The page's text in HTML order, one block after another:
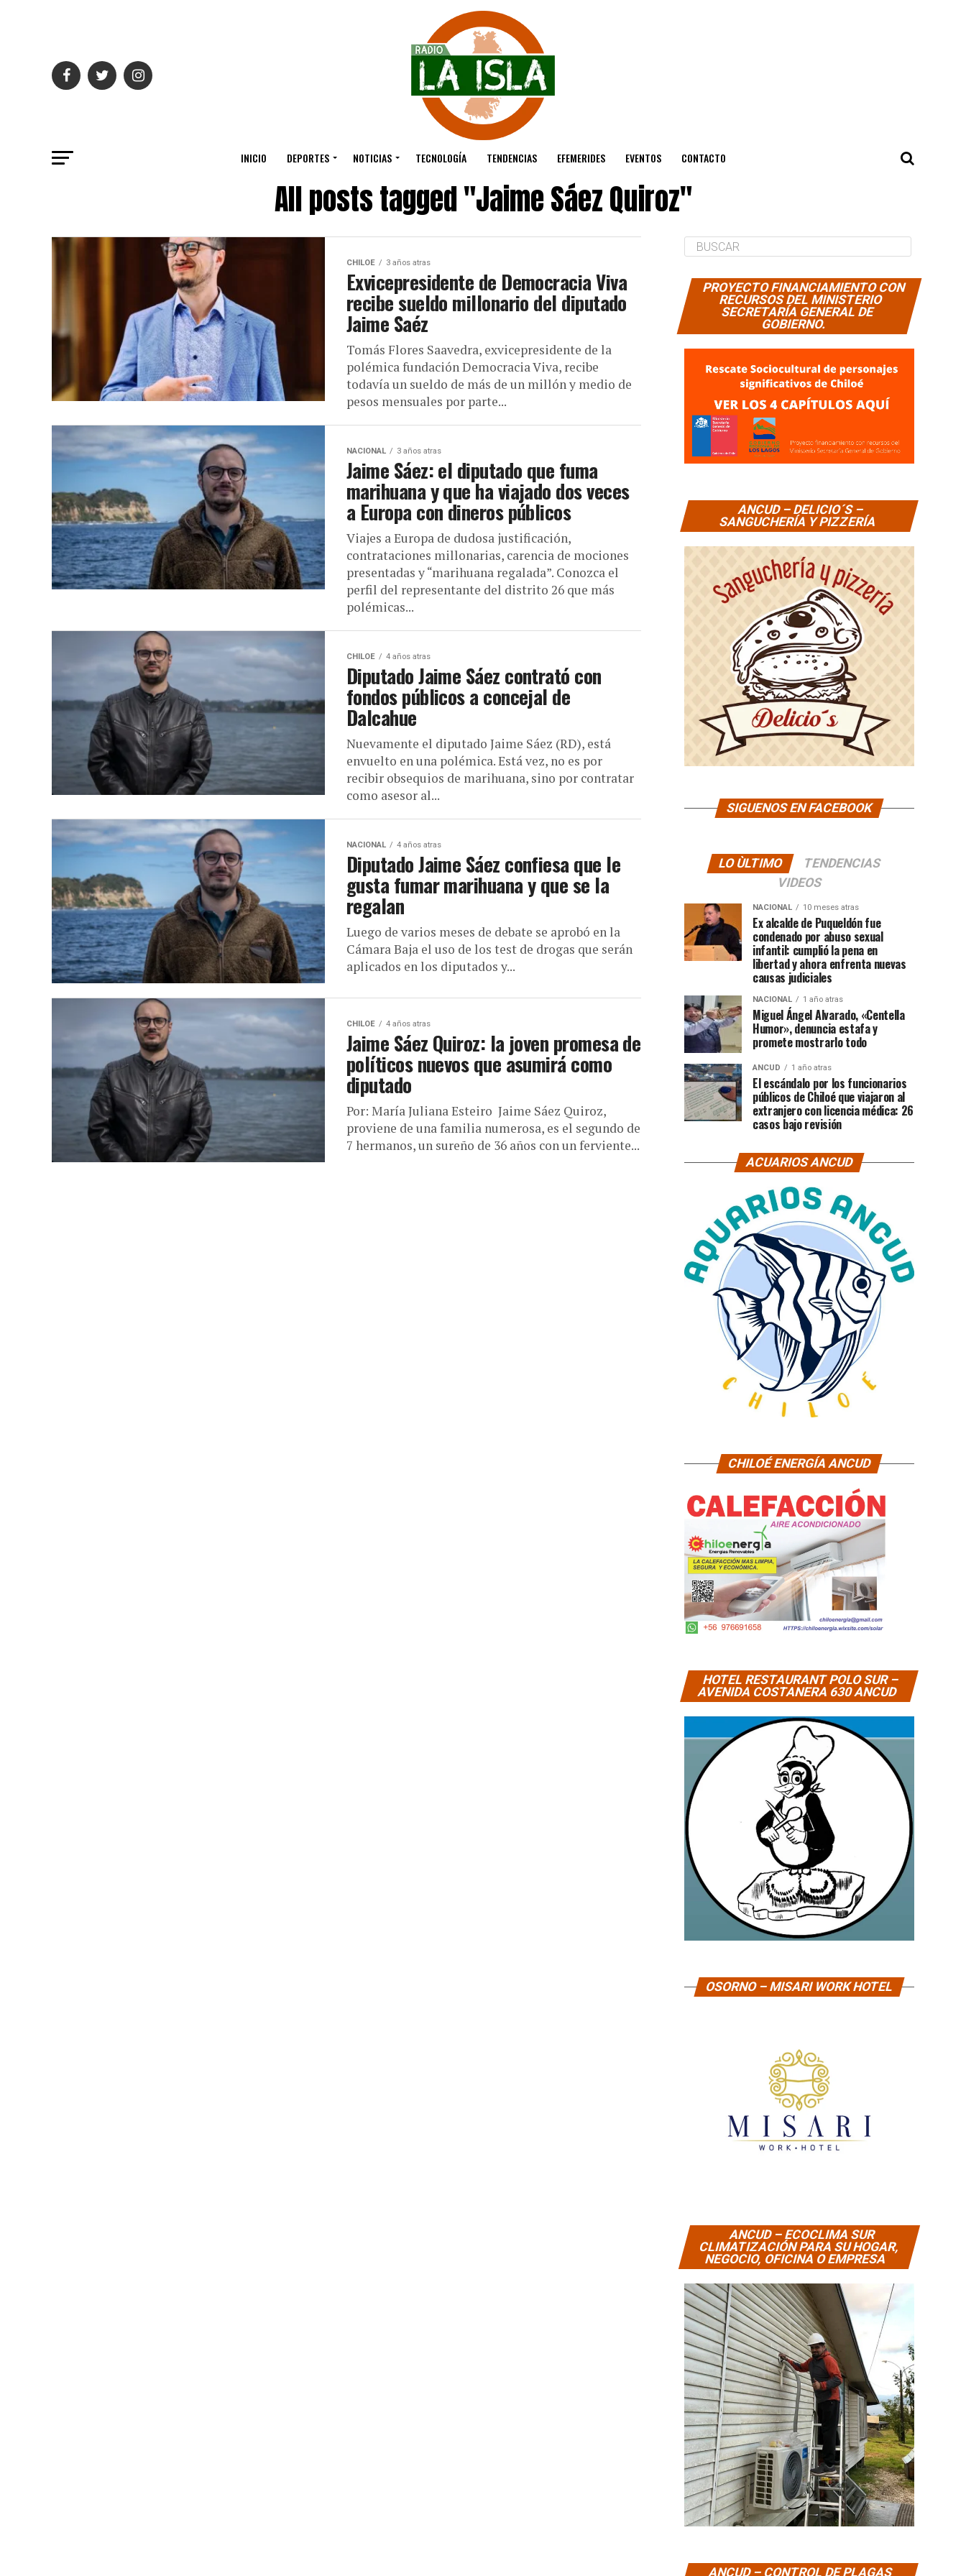
INICIO DEPORTES NOTICIAS TECNOLOGÍA TENDENCIAS EFEMERIDES EVENTOS CONTACTO
All posts tagged "Jaime Sáez Quiroz"
CHILOE 3 años atras
Exvicepresidente de Democracia Viva
recibe sueldo millonario del diputado
Jaime Saéz
Tomás Flores Saavedra, exvicepresidente de la
polémica fundación Democracia Viva, recibe
todavía un sueldo de más de un millón y medio de
pesos mensuales por parte...
NACIONAL 3 años atras
Jaime Sáez: el diputado que fuma
marihuana y que ha viajado dos veces
a Europa con dineros públicos
Viajes a Europa de dudosa justificación,
contrataciones millonarias, carencia de mociones
presentadas y “marihuana regalada”. Conozca el
perfil del representante del distrito 26 que más
polémicas...
CHILOE 4 años atras
Diputado Jaime Sáez contrató con
fondos públicos a concejal de
Dalcahue
Nuevamente el diputado Jaime Sáez (RD), está
envuelto en una polémica. Está vez, no es por
recibir obsequios de marihuana, sino por contratar
como asesor al...
NACIONAL 4 años atras
Diputado Jaime Sáez confiesa que le
gusta fumar marihuana y que se la
regalan
Luego de varios meses de debate se aprobó en la
Cámara Baja el uso de los test de drogas que serán
aplicados en los diputados y...
CHILOE 4 años atras
Jaime Sáez Quiroz: la joven promesa de
políticos nuevos que asumirá como
diputado
Por: María Juliana Esteiro Jaime Sáez Quiroz,
proviene de una familia numerosa, es el segundo de
7 hermanos, un sureño de 36 años con un ferviente...
PROYECTO FINANCIAMIENTO CON
RECURSOS DEL MINISTERIO
SECRETARÍA GENERAL DE
GOBIERNO.
ANCUD – DELICIO´S –
SANGUCHERÍA Y PIZZERÍA
SIGUENOS EN FACEBOOK
LO ÙLTIMO
TENDENCIAS
VIDEOS
NACIONAL 10 meses atras
Ex alcalde de Puqueldón fue
condenado por abuso sexual
infantil: cumplió la pena en
libertad y ahora enfrenta nuevas
causas judiciales
NACIONAL 1 año atras
Miguel Ángel Alvarado, «Centella
Humor», denuncia estafa y
promete mostrarlo todo
ANCUD 1 año atras
El escándalo por los funcionarios
públicos de Chiloé que viajaron al
extranjero con licencia médica: 26
casos bajo revisión
ACUARIOS ANCUD
CHILOÉ ENERGÍA ANCUD
HOTEL RESTAURANT POLO SUR –
AVENIDA COSTANERA 630 ANCUD
OSORNO – MISARI WORK HOTEL
ANCUD – ECOCLIMA SUR
CLIMATIZACIÓN PARA SU HOGAR,
NEGOCIO, OFICINA O EMPRESA
ANCUD – CONTROL DE PLAGAS